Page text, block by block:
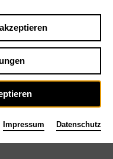
Impressum Datenschutz